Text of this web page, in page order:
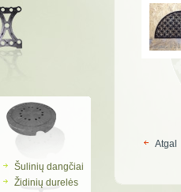
Šulinių dangčiai
Židinių durelės
Atgal